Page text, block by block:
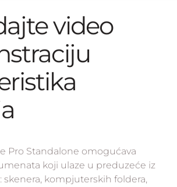
video
Pro Standalone omogućava
koji ulaze u preduzeće iz
skenera, kompjuterskih foldera,